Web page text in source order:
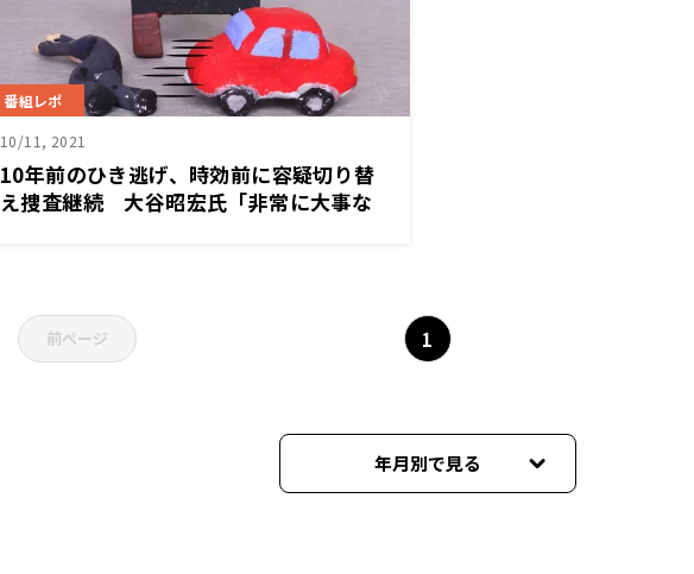
番組レポ
10/11, 2021
10年前のひき逃げ、時効前に容疑切り替
え捜査継続 大谷昭宏氏「非常に大事な
前ページ 1
年月別で見る